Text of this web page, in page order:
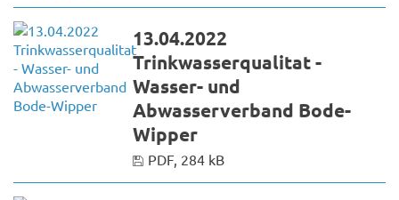
13.04.2022
Trinkwasserqualitat -
Wasser- und
Abwasserverband Bode-
Wipper
PDF, 284 kB